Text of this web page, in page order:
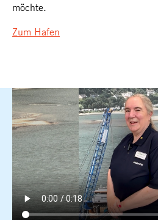
möchte.
Zum Hafen